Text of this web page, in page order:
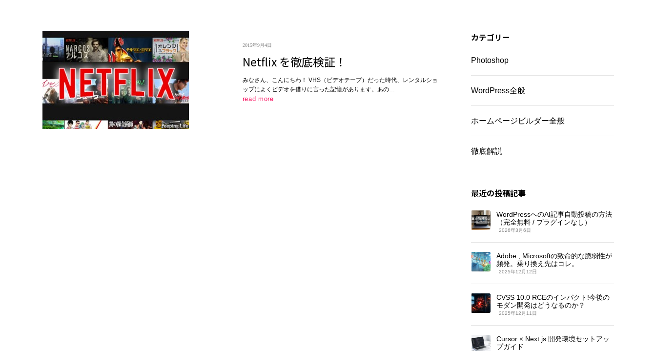
2015年9月4日
Netflix を徹底検証！
みなさん、こんにちわ！ VHS（ビデオテープ）だった時代、レンタルショ
ップによくビデオを借りに言った記憶があります。あの…
read more
カテゴリー
Photoshop
WordPress全般
ホームページビルダー全般
徹底解説
最近の投稿記事
WordPressへのAI記事自動投稿の方法
（完全無料 / プラグインなし）
2026年3月6日
Adobe , Microsoftの致命的な脆弱性が
頻発。乗り換え先はコレ。
2025年12月12日
CVSS 10.0 RCEのインパクト!今後の
モダン開発はどうなるのか？
2025年12月11日
Cursor × Next.js 開発環境セットアッ
プガイド